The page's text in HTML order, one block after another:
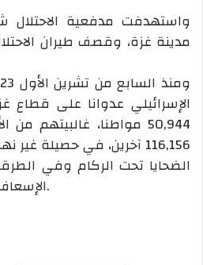
واستهدفت مدفعية
مدينة غزة، وقصف طيران
الإسرائيلي عدوانا على
50,944 مواطنا، غالبيتهم
116,156 آخرين، في حصيلة
الضحايا تحت الركام وفي
الإسعاف والإنقاذ الوصول إليهم.